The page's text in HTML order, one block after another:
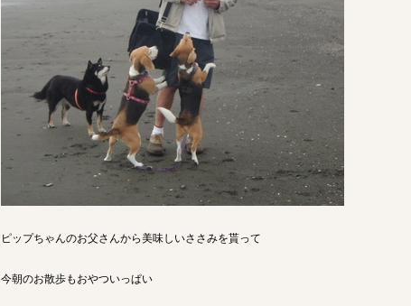
ピップちゃんのお父さんから美味しいささみを貰って
今朝のお散歩もおやついっぱい